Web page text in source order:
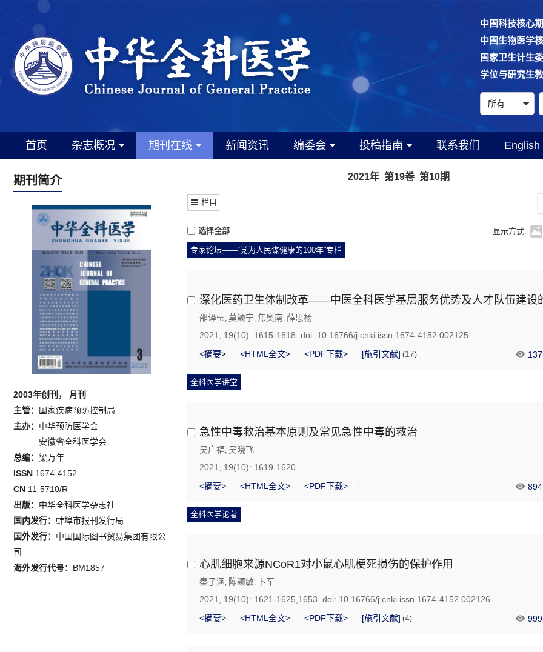
中国科技核心
中国生物医学
国家卫生计生
学位与研究生
首页 杂志概况 期刊在线 新闻资讯 编委会 投稿指南 联系我们 English
期刊简介
2003年创刊， 月刊
主管： 国家疾病预防控制局
主办： 中华预防医学会
安徽省全科医学会
总编： 梁万年
ISSN 1674-4152
CN 11-5710/R
出版： 中华全科医学杂志社
国内发行： 蚌埠市报刊发行局
国外发行： 中国国际图书贸易集团有限公
司
海外发行代号： BM1857
2021年 第19卷 第10期
栏目
选择全部 显示方式:
专家论坛——“党为人民谋健康的100年”专栏
深化医药卫生体制改革——中医全科医学基层服务优势及人才队伍建设
邵译莹, 莫颖宁, 焦奥南, 薛思杨
2021, 19(10): 1615-1618. doi: 10.16766/j.cnki.issn.1674-4152.002125
<摘要>
<HTML全文> <PDF下载> [施引文献] (17)
全科医学讲堂
急性中毒救治基本原则及常见急性中毒的救治
吴广福, 吴晓飞
2021, 19(10): 1619-1620.
<摘要>
<HTML全文> <PDF下载> 894
全科医学论著
心肌细胞来源NCoR1对小鼠心肌梗死损伤的保护作用
秦子涵, 陈颖敏,
卜军
2021, 19(10): 1621-1625,1653. doi: 10.16766/j.cnki.issn.1674-4152.002126
<摘要>
<HTML全文> <PDF下载> [施引文献] (4) 999